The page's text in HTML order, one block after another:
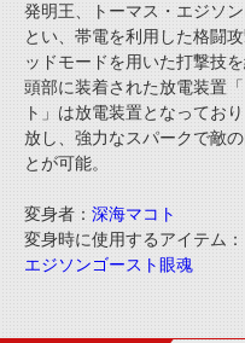
発明王、トーマス・エジソ
とい、帯電を利用した格闘
ッドモードを用いた打撃技を
頭部に装着された放電装置
ト」は放電装置となってお
放し、強力なスパークで敵
とが可能。
変身者： 深海マコト
変身時に使用するアイテム：
エジソンゴースト眼魂